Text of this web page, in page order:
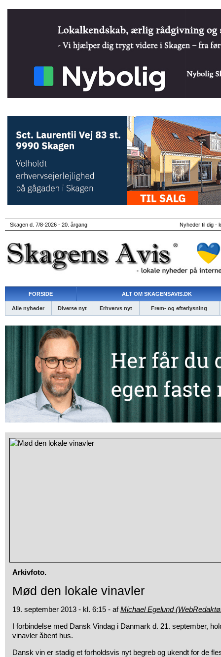
Skagen d. 7/8-2026 - 20. årgang Nyheder til dig -
FORSIDE ALT OM SKAGENSAVIS.DK
Alle nyheder Diverse nyt Erhvervs nyt Frem- og efterlysning
Arkivfoto.
Mød den lokale vinavler
19. september 2013 - kl. 6:15 - afMichael Egelund
I forbindelse med Dansk Vindag i Danmark d. 21. september,
vinavler åbent hus.
Dansk vin er stadig et forholdsvis nyt begreb og ukendt for de